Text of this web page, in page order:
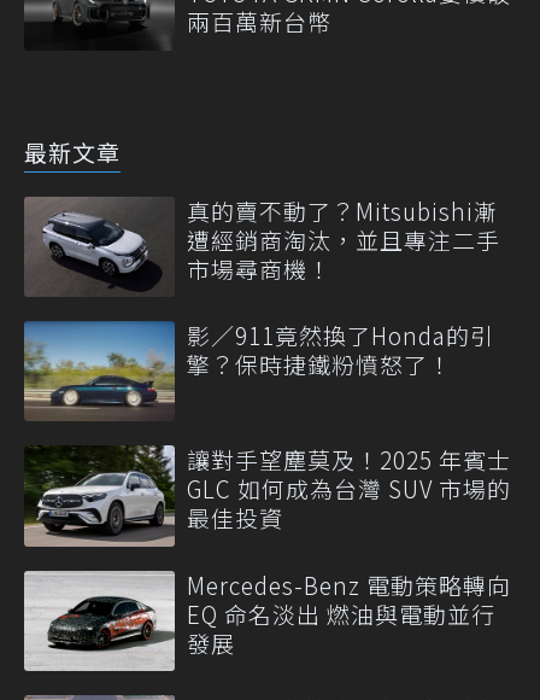
兩百萬新台幣
最新文章
真的賣不動了？Mitsubishi漸
遭經銷商淘汰，並且專注二手
市場尋商機！
影／911竟然換了Honda的引
擎？保時捷鐵粉憤怒了！
讓對手望塵莫及！2025 年賓士
GLC 如何成為台灣 SUV 市場的
最佳投資
Mercedes-Benz 電動策略轉向
EQ 命名淡出 燃油與電動並行
發展